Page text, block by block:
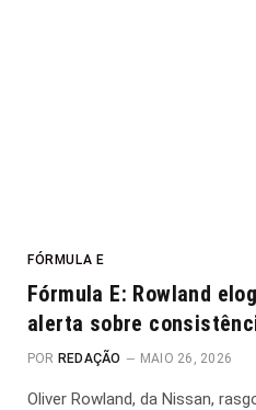
FÓRMULA E
Fórmula E: Rowland
alerta sobre
POR REDAÇÃO MAIO 26, 2026
Oliver Rowland, da Nissan,